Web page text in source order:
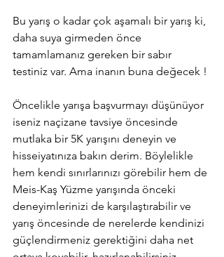
Bu yarış o kadar çok aşamalı bir yarış ki,
daha suya girmeden önce
tamamlamanız gereken bir sabır
testiniz var. Ama inanın buna değecek !
Öncelikle yarışa başvurmayı düşünüyor
iseniz naçizane tavsiye öncesinde
mutlaka bir 5K yarışını deneyin ve
hisseiyatınıza bakın derim. Böylelikle
hem kendi sınırlarınızı görebilir hem de
Meis-Kaş Yüzme yarışında önceki
deneyimlerinizi de karşılaştırabilir ve
yarış öncesinde de nerelerde kendinizi
güçlendirmeniz gerektiğini daha net